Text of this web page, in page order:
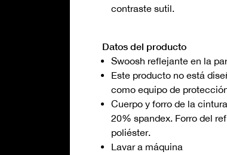
contraste sutil.
Datos del producto
Swoosh reflejante en la
Este producto no está
como equipo de
Cuerpo y forro de la
20% spandex. Forro del
poliéster.
Lavar a máquina